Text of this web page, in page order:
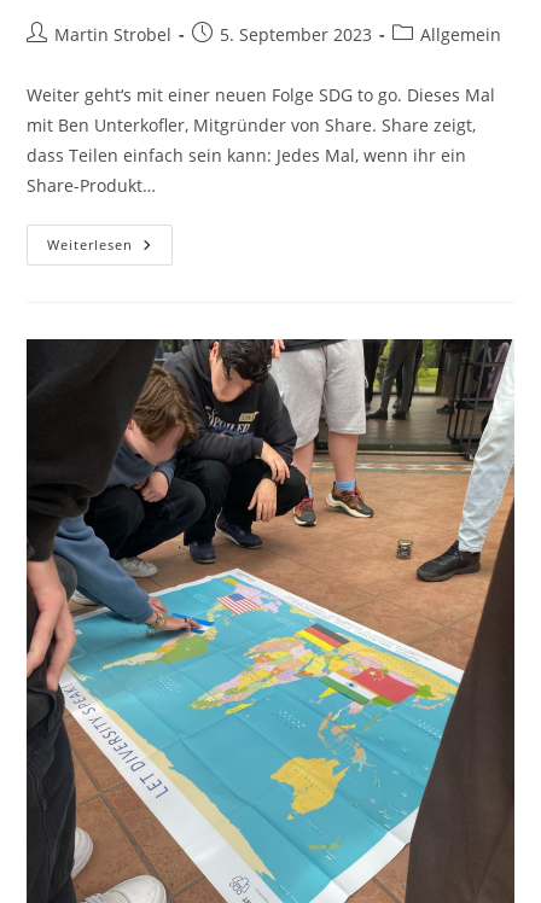
Beitrags-
Martin Strobel
Beitrag5. September 2023
Beitrags-
Allgemein
Weiter geht‘s mit einer neuen Folge SDG to go. Dieses Mal
mit Ben Unterkofler, Mitgründer von Share. Share zeigt,
dass Teilen einfach sein kann: Jedes Mal, wenn ihr ein
Share-Produkt…
Weiterlesen SDG
To
2
„Kein
Hunger“
–
Mit
Ben
Unterkofler
Von
Share